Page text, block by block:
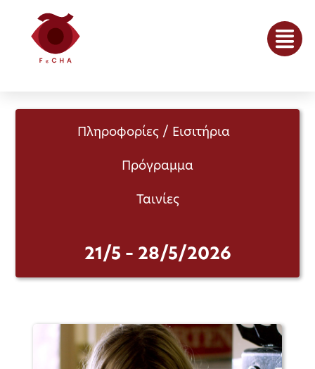
Πληροφορίες / Εισιτήρια
Πρόγραμμα
Ταινίες
21/5 – 28/5/2026